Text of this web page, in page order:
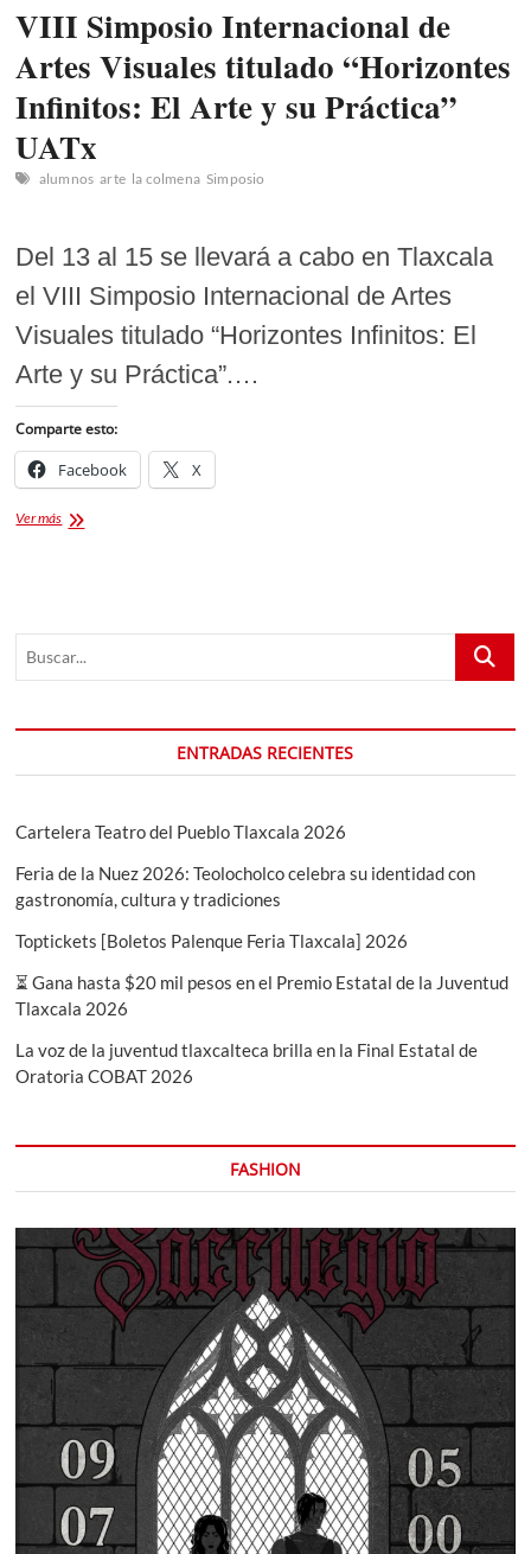
VIII Simposio Internacional de
Artes Visuales titulado “Horizontes
Infinitos: El Arte y su Práctica”
UATx
alumnos arte la colmena Simposio
Del 13 al 15 se llevará a cabo en Tlaxcala
el VIII Simposio Internacional de Artes
Visuales titulado “Horizontes Infinitos: El
Arte y su Práctica”.…
Comparte esto:
Facebook X
Ver másVIII
“Horizontes
Arte
su
Buscar...
ENTRADAS RECIENTES
Cartelera Teatro del Pueblo Tlaxcala 2026
Feria de la Nuez 2026: Teolocholco celebra su identidad con
gastronomía, cultura y tradiciones
Toptickets [Boletos Palenque Feria Tlaxcala] 2026
⏳ Gana hasta $20 mil pesos en el Premio Estatal de la Juventud
Tlaxcala 2026
La voz de la juventud tlaxcalteca brilla en la Final Estatal de
Oratoria COBAT 2026
FASHION